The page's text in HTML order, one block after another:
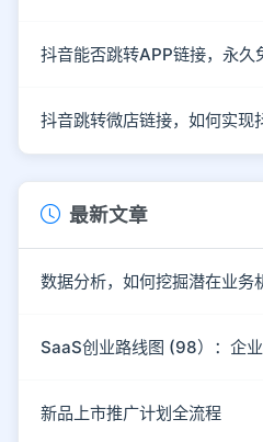
抖音能否跳转APP链接，永久
抖音跳转微店链接，如何实现
最新文章
数据分析，如何挖掘潜在业务
SaaS创业路线图 (98）：企
新品上市推广计划全流程